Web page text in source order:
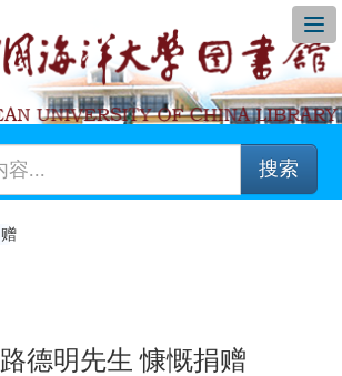
搜索
德明先生 慷慨捐赠